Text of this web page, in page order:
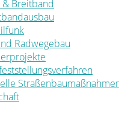
Breitband
Radwegebau